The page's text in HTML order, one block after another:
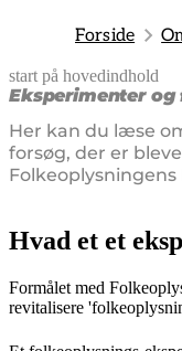
Forside
start på hovedindhold
Eksperimenter og
Her kan du læse
forsøg, der er
senest opdateret 25. juni
Hvad et et
Formålet med
revitalisere